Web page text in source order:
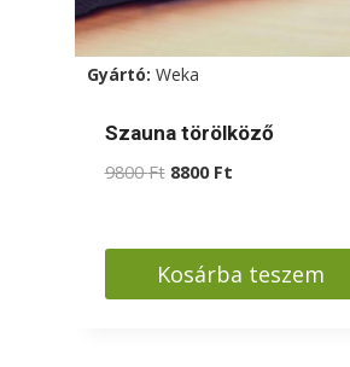
Gyártó: Weka
Szauna törölköző
9800Ft Original
9800 Ft.
8800 FtCurrent
8800 Ft.
Kosárba teszem